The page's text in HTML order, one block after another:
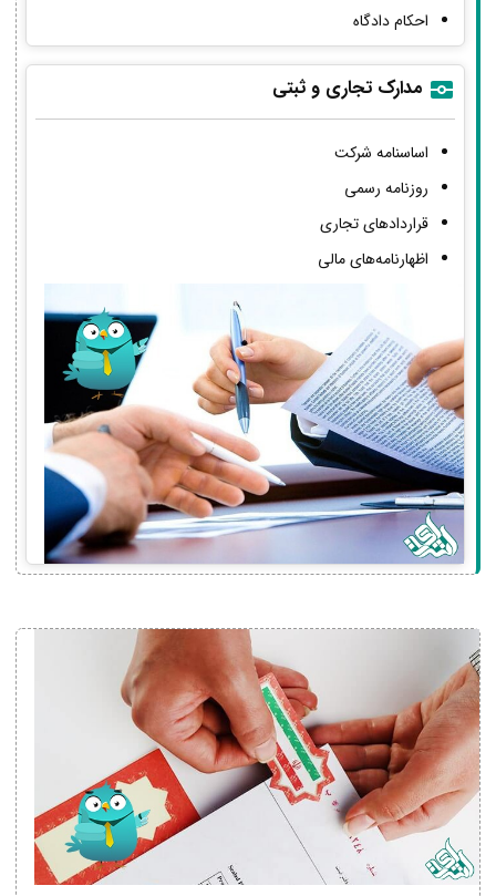
احکام دادگاه
مدارک تجاری و ثبتی
اساسنامه شرکت
روزنامه رسمی
قراردادهای تجاری
اظهارنامه‌های مالی